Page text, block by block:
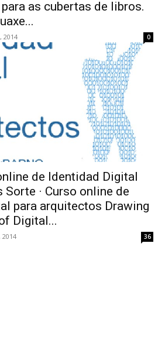
as cubertas de libros.
2014 0
de Identidad Digital
· Curso online de
para arquitectos Drawing
Digital...
36